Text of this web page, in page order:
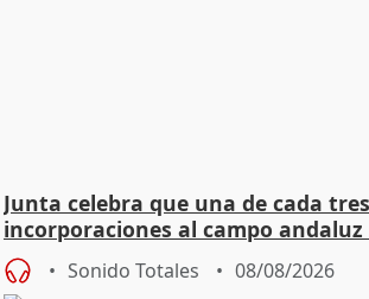
Junta celebra que una de cada
incorporaciones al campo
jóvenes
Sonido Totales 08/08/2026